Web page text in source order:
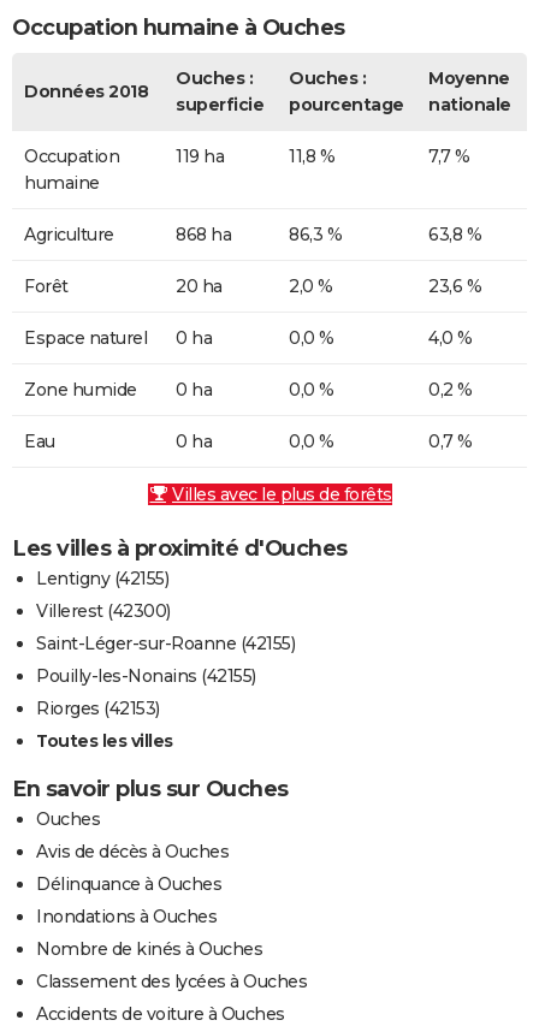
Occupation humaine à Ouches
Données 2018
Ouches :
superficie
Ouches :
pourcentage
Moyenne
nationale
Occupation
humaine
119 ha 11,8 % 7,7 %
Agriculture 868 ha 86,3 % 63,8 %
Forêt 20 ha 2,0 % 23,6 %
Espace naturel 0 ha 0,0 % 4,0 %
Zone humide 0 ha 0,0 % 0,2 %
Eau 0 ha 0,0 % 0,7 %
Villes avec le plus de forêts
Les villes à proximité d'Ouches
Lentigny (42155)
Villerest (42300)
Saint-Léger-sur-Roanne (42155)
Pouilly-les-Nonains (42155)
Riorges (42153)
Toutes les villes
En savoir plus sur Ouches
Ouches
Avis de décès à Ouches
Délinquance à Ouches
Inondations à Ouches
Nombre de kinés à Ouches
Classement des lycées à Ouches
Accidents de voiture à Ouches